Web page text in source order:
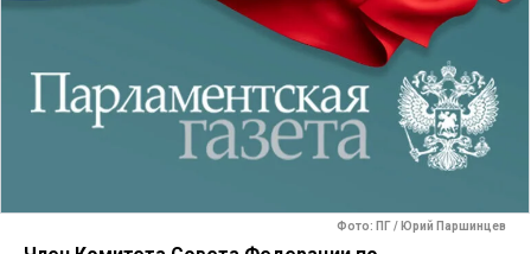
Фото: ПГ / Юрий Паршинцев